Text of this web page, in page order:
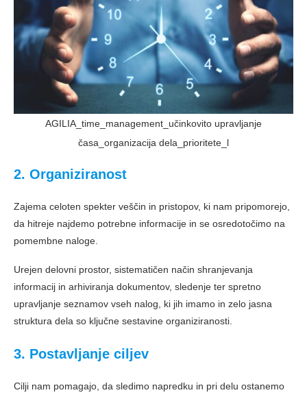
AGILIA_time_management_učinkovito upravljanje
časa_organizacija dela_prioritete_l
2. Organiziranost
Zajema celoten spekter veščin in pristopov, ki nam pripomorejo,
da hitreje najdemo potrebne informacije in se osredotočimo na
pomembne naloge.
Urejen delovni prostor, sistematičen način shranjevanja
informacij in arhiviranja dokumentov, sledenje ter spretno
upravljanje seznamov vseh nalog, ki jih imamo in zelo jasna
struktura dela so ključne sestavine organiziranosti.
3. Postavljanje ciljev
Cilji nam pomagajo, da sledimo napredku in pri delu ostanemo